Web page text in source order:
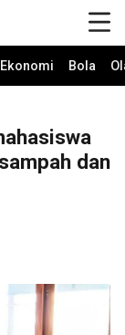
Ekonomi Bola
dan